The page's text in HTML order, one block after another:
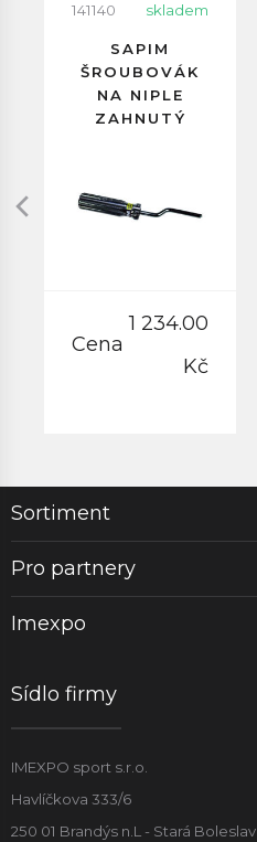
141140 skladem
SAPIM
ŠROUBOVÁK
NA NIPLE
ZAHNUTÝ
Cena
1 234.00
Kč
Sortiment
Pro partnery
Imexpo
Sídlo firmy
IMEXPO sport s.r.o.
Havlíčkova 333/6
250 01 Brandýs n.L - Stará Boleslav